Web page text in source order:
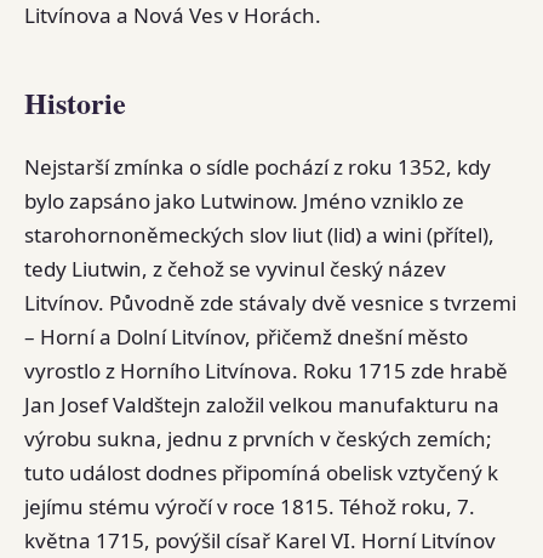
Litvínova a Nová Ves v Horách.
Historie
Nejstarší zmínka o sídle pochází z roku 1352, kdy
bylo zapsáno jako Lutwinow. Jméno vzniklo ze
starohornoněmeckých slov liut (lid) a wini (přítel),
tedy Liutwin, z čehož se vyvinul český název
Litvínov. Původně zde stávaly dvě vesnice s tvrzemi
– Horní a Dolní Litvínov, přičemž dnešní město
vyrostlo z Horního Litvínova. Roku 1715 zde hrabě
Jan Josef Valdštejn založil velkou manufakturu na
výrobu sukna, jednu z prvních v českých zemích;
tuto událost dodnes připomíná obelisk vztyčený k
jejímu stému výročí v roce 1815. Téhož roku, 7.
května 1715, povýšil císař Karel VI. Horní Litvínov